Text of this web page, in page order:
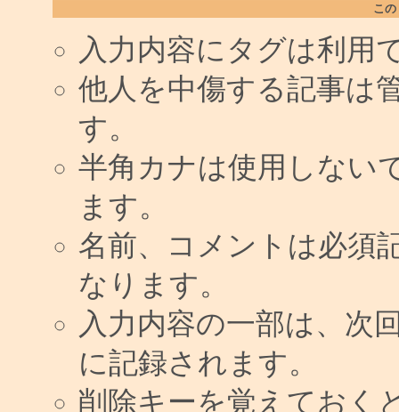
こ
入力内容にタグは利用
他人を中傷する記事は
す。
半角カナは使用しない
ます。
名前、コメントは必須
なります。
入力内容の一部は、次
に記録されます。
削除キーを覚えておく